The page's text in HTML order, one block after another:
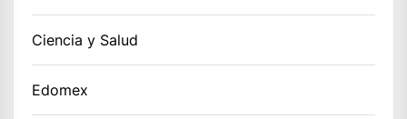
Ciencia y Salud
Edomex